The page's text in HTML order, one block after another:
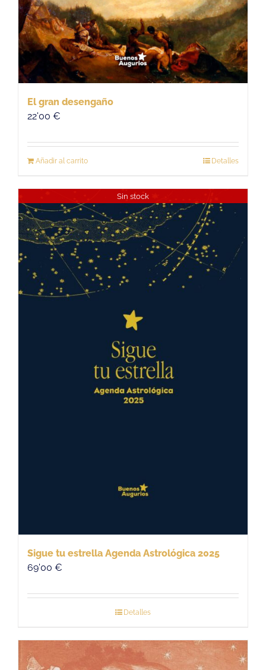
El gran desengaño
22'00 €
Añadir al carrito Detalles
Sin stock
Sigue tu estrella Agenda Astrológica 2025
69'00 €
Detalles